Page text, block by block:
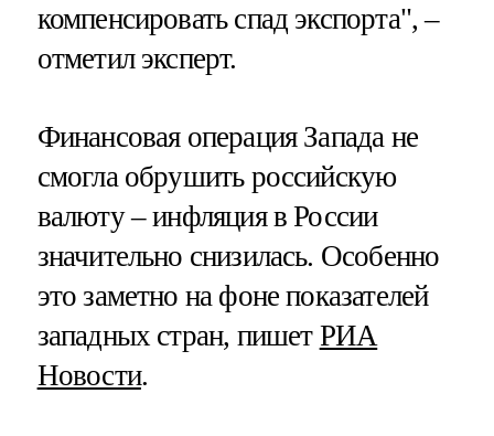
компенсировать спад экспорта", –
отметил эксперт.
Финансовая операция Запада не
смогла обрушить российскую
валюту – инфляция в России
значительно снизилась. Особенно
это заметно на фоне показателей
западных стран, пишет РИА
Новости.